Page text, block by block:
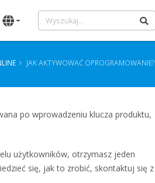
JAK AKTYWOWAĆ OPROGRAMOWANIE?
po wprowadzeniu klucza produktu,
użytkowników, otrzymasz jeden
się, jak to zrobić, skontaktuj się z